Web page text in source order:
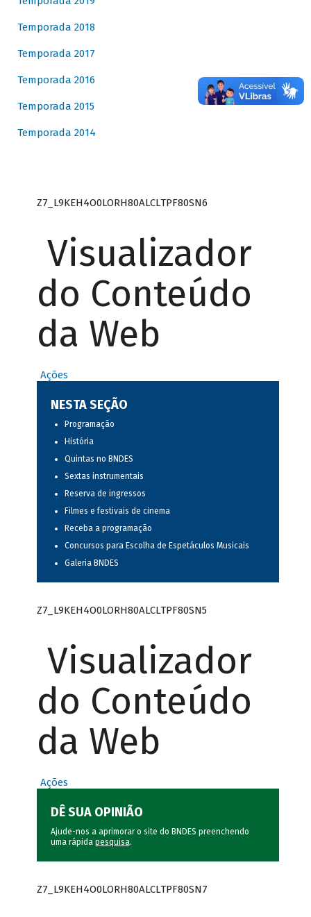
Temporada 2018
Temporada 2017
Temporada 2016
Temporada 2015
Temporada 2014
Z7_L9KEH4O0LORH80ALCLTPF80SN6
Visualizador
do Conteúdo
da Web
Ações
NESTA SEÇÃO
Programação
História
Quintas no BNDES
Sextas instrumentais
Reserva de ingressos
Filmes e festivais de cinema
Receba a programação
Concursos para Escolha de Espetáculos Musicais
Galeria BNDES
Z7_L9KEH4O0LORH80ALCLTPF80SN5
Visualizador
do Conteúdo
da Web
Ações
DÊ SUA OPINIÃO
Ajude-nos a aprimorar o site do BNDES preenchendo
uma rápida pesquisa.
Z7_L9KEH4O0LORH80ALCLTPF80SN7